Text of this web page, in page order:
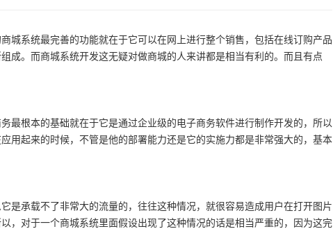
城系统最完善的功能就在于它可以在网上进行整个销售，包括在线订购产品
成。而商城系统开发这无疑对做商城的人来讲都是相当有利的。而且有点
最根本的基础就在于它是通过企业级的电子商务软件进行制作开发的，所以
用起来的时候，不管是他的部署能力还是它的实施力都是非常强大的，基本
是承载不了非常大的流量的，往往这种情况，就很容易造成用户在打开图片
，对于一个商城系统里面假设出现了这种情况的话是相当严重的，因为这完